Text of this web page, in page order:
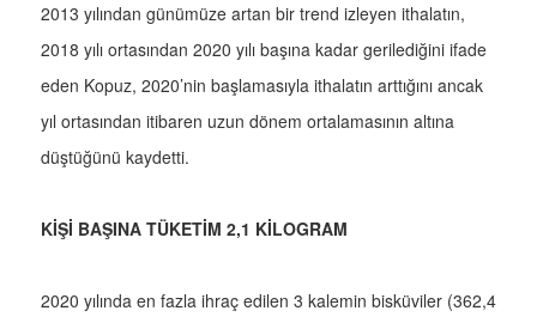
2013 yılından günümüze artan bir trend izleyen ithalatın,
2018 yılı ortasından 2020 yılı başına kadar gerilediğini ifade
eden Kopuz, 2020’nin başlamasıyla ithalatın arttığını ancak
yıl ortasından itibaren uzun dönem ortalamasının altına
düştüğünü kaydetti.
KİŞİ BAŞINA TÜKETİM 2,1 KİLOGRAM
2020 yılında en fazla ihraç edilen 3 kalemin bisküviler (362,4